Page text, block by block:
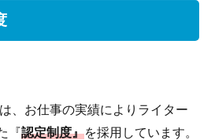
、お仕事の実績によりライター
『認定制度』を採用しています。